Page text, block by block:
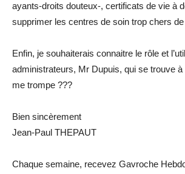
ayants-droits douteux-, certificats de vie à
supprimer les centres de soin trop chers
Enfin, je souhaiterais connaitre le rôle et
administrateurs, Mr Dupuis, qui se trouve
me trompe ???
Bien sincèrement
Jean-Paul THEPAUT
Chaque semaine, recevez Gavroche